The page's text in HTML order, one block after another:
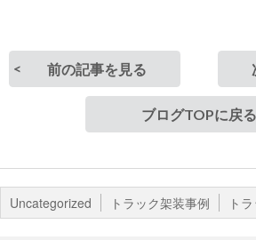
前の記事を見る
ブログTOPに戻る
Uncategorized トラック架装事例 ト